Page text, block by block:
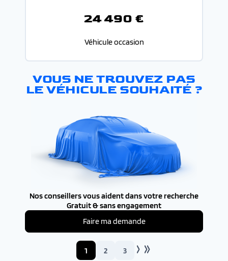
24 490 €
Véhicule occasion
VOUS NE TROUVEZ PAS
LE VÉHICULE SOUHAITÉ ?
Nos conseillers vous aident dans votre recherche
Gratuit & sans engagement
Faire ma demande
1 2 3